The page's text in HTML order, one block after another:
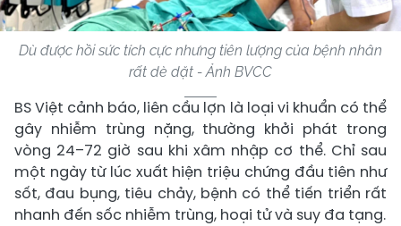
Dù được hồi sức tích cực nhưng tiên lượng của bệnh nhân
rất dè dặt - Ảnh BVCC
BS Việt cảnh báo, liên cầu lợn là loại vi khuẩn có thể
gây nhiễm trùng nặng, thường khởi phát trong
vòng 24–72 giờ sau khi xâm nhập cơ thể. Chỉ sau
một ngày từ lúc xuất hiện triệu chứng đầu tiên như
sốt, đau bụng, tiêu chảy, bệnh có thể tiến triển rất
nhanh đến sốc nhiễm trùng, hoại tử và suy đa tạng.